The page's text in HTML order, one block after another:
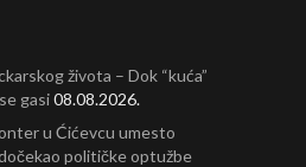
života – Dok “kuća”
gasi08.08.2026.
u Ćićevcu umesto
političke optužbe